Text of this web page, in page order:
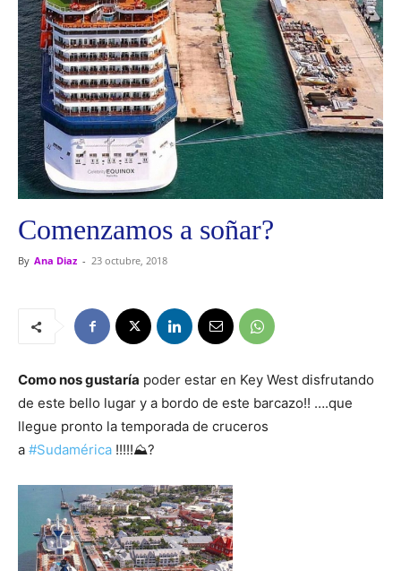
Comenzamos a soñar?
By Ana Diaz - 23 octubre, 2018
Como nos gustaría poder estar en Key West disfrutando
de este bello lugar y a bordo de este barcazo!! ….que
llegue pronto la temporada de cruceros
a #Sudamérica !!!!!⛰?